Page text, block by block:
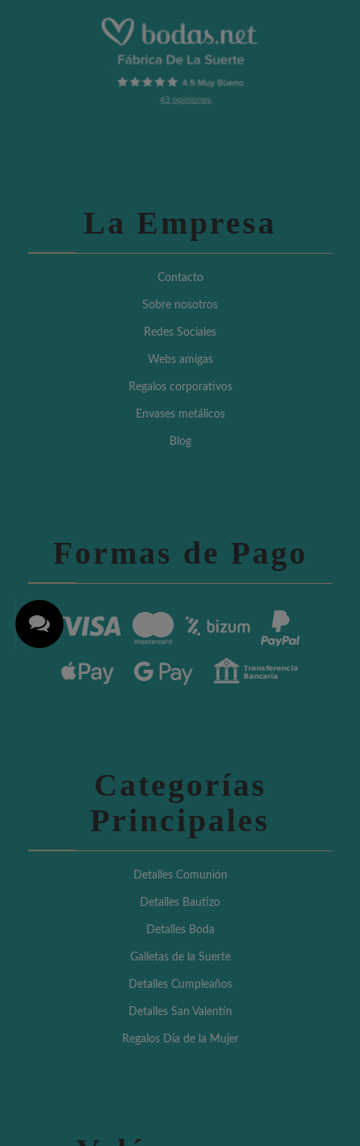
La Empresa
Contacto
Sobre nosotros
Redes Sociales
Webs amigas
Regalos corporativos
Envases metálicos
Blog
Formas de Pago
Categorías
Principales
Detalles Comunión
Detalles Bautizo
Detalles Boda
Galletas de la Suerte
Detalles Cumpleaños
Detalles San Valentín
Regalos Día de la Mujer